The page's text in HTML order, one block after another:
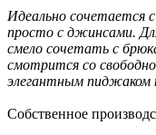
Идеально сочетается
просто с джинсами.
смело сочетать с
смотрится со
элегантным пиджаком
Собственное